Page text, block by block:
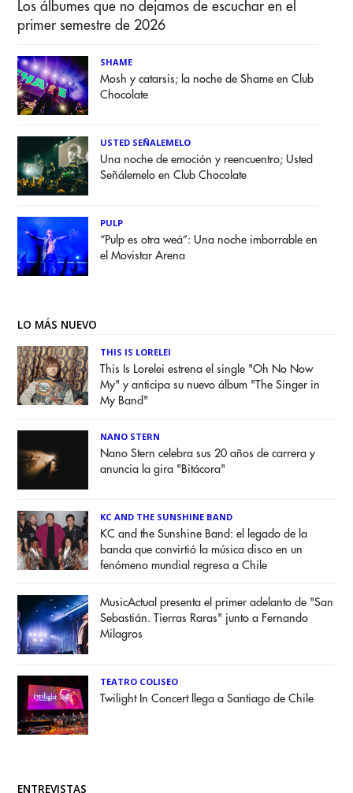
Los álbumes que no dejamos de escuchar en el
primer semestre de 2026
SHAME
Mosh y catarsis; la noche de Shame en Club
Chocolate
USTED SEÑALEMELO
Una noche de emoción y reencuentro; Usted
Señálemelo en Club Chocolate
PULP
“Pulp es otra weá”: Una noche imborrable en
el Movistar Arena
LO MÁS NUEVO
THIS IS LORELEI
This Is Lorelei estrena el single "Oh No Now
My" y anticipa su nuevo álbum "The Singer in
My Band"
NANO STERN
Nano Stern celebra sus 20 años de carrera y
anuncia la gira "Bitácora"
KC AND THE SUNSHINE BAND
KC and the Sunshine Band: el legado de la
banda que convirtió la música disco en un
fenómeno mundial regresa a Chile
MusicActual presenta el primer adelanto de "San
Sebastián. Tierras Raras" junto a Fernando
Milagros
TEATRO COLISEO
Twilight In Concert llega a Santiago de Chile
ENTREVISTAS